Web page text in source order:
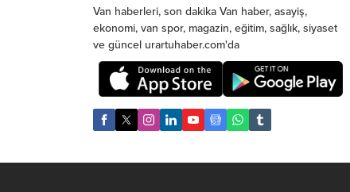
Van haberleri, son dakika Van haber, asayiş,
ekonomi, van spor, magazin, eğitim, sağlık, siyaset
ve güncel urartuhaber.com'da